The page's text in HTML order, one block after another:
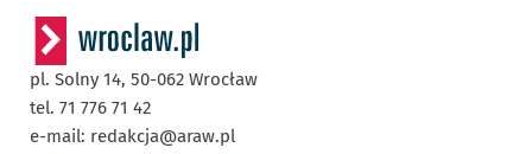
pl. Solny 14, 50-062 Wrocław
tel. 71 776 71 42
e-mail: redakcja@araw.pl